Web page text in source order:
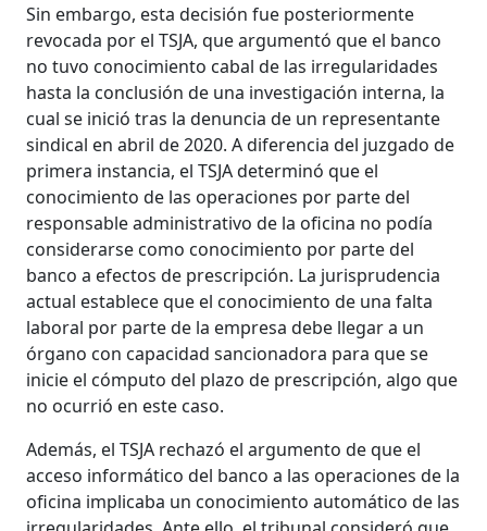
Sin embargo, esta decisión fue posteriormente
revocada por el TSJA, que argumentó que el banco
no tuvo conocimiento cabal de las irregularidades
hasta la conclusión de una investigación interna, la
cual se inició tras la denuncia de un representante
sindical en abril de 2020. A diferencia del juzgado de
primera instancia, el TSJA determinó que el
conocimiento de las operaciones por parte del
responsable administrativo de la oficina no podía
considerarse como conocimiento por parte del
banco a efectos de prescripción. La jurisprudencia
actual establece que el conocimiento de una falta
laboral por parte de la empresa debe llegar a un
órgano con capacidad sancionadora para que se
inicie el cómputo del plazo de prescripción, algo que
no ocurrió en este caso.
Además, el TSJA rechazó el argumento de que el
acceso informático del banco a las operaciones de la
oficina implicaba un conocimiento automático de las